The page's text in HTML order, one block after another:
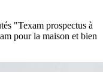
"Texam prospectus à
pour la maison et bien